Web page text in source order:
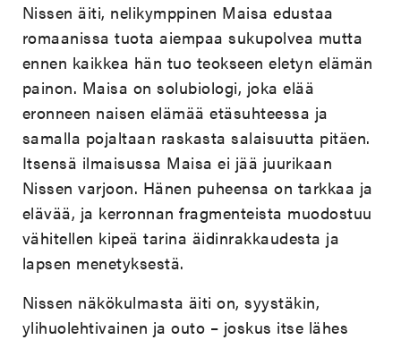
Nissen äiti, nelikymppinen Maisa edustaa
romaanissa tuota aiempaa sukupolvea mutta
ennen kaikkea hän tuo teokseen eletyn elämän
painon. Maisa on solubiologi, joka elää
eronneen naisen elämää etäsuhteessa ja
samalla pojaltaan raskasta salaisuutta pitäen.
Itsensä ilmaisussa Maisa ei jää juurikaan
Nissen varjoon. Hänen puheensa on tarkkaa ja
elävää, ja kerronnan fragmenteista muodostuu
vähitellen kipeä tarina äidinrakkaudesta ja
lapsen menetyksestä.
Nissen näkökulmasta äiti on, syystäkin,
ylihuolehtivainen ja outo – joskus itse lähes